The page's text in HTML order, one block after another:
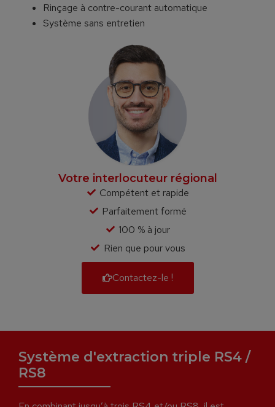
Rinçage à contre-courant automatique
Système sans entretien
Votre interlocuteur régional
Compétent et rapide
Parfaitement formé
100 % à jour
Rien que pour vous
Contactez-le !
Système d'extraction triple RS4 /
RS8